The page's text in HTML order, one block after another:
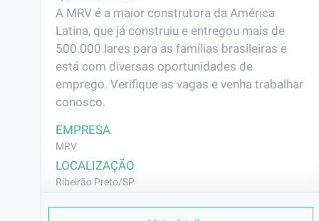
A MRV é a maior construtora da América
Latina, que já construiu e entregou mais de
500.000 lares para as famílias brasileiras e
está com diversas oportunidades de
emprego. Verifique as vagas e venha trabalhar
conosco.
EMPRESA
MRV
LOCALIZAÇÃO
Ribeirão Preto/SP
CONTRATO